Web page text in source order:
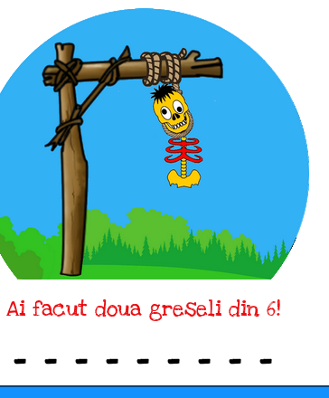
Ai facut doua greseli din 6!
_ _ _ _ _ _ _ _ _